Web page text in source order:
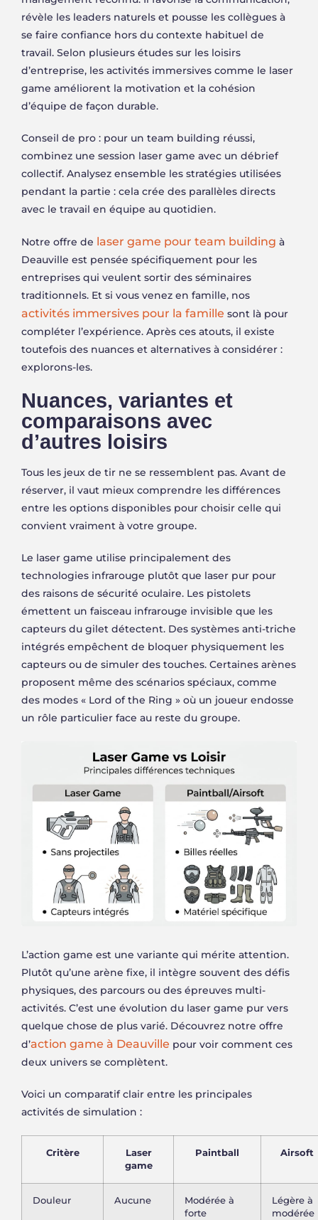
révèle les leaders naturels et pousse les collègues à
se faire confiance hors du contexte habituel de
travail. Selon plusieurs études sur les loisirs
d’entreprise, les activités immersives comme le laser
game améliorent la motivation et la cohésion
d’équipe de façon durable.
Conseil de pro : pour un team building réussi,
combinez une session laser game avec un débrief
collectif. Analysez ensemble les stratégies utilisées
pendant la partie : cela crée des parallèles directs
avec le travail en équipe au quotidien.
Notre offre de laser game pour team building à
Deauville est pensée spécifiquement pour les
entreprises qui veulent sortir des séminaires
traditionnels. Et si vous venez en famille, nos
activités immersives pour la famille sont là pour
compléter l’expérience. Après ces atouts, il existe
toutefois des nuances et alternatives à considérer :
explorons-les.
Nuances, variantes et
comparaisons avec
d’autres loisirs
Tous les jeux de tir ne se ressemblent pas. Avant de
réserver, il vaut mieux comprendre les différences
entre les options disponibles pour choisir celle qui
convient vraiment à votre groupe.
Le laser game utilise principalement des
technologies infrarouge plutôt que laser pur pour
des raisons de sécurité oculaire. Les pistolets
émettent un faisceau infrarouge invisible que les
capteurs du gilet détectent. Des systèmes anti-triche
intégrés empêchent de bloquer physiquement les
capteurs ou de simuler des touches. Certaines arènes
proposent même des scénarios spéciaux, comme
des modes « Lord of the Ring » où un joueur endosse
un rôle particulier face au reste du groupe.
L’action game est une variante qui mérite attention.
Plutôt qu’une arène fixe, il intègre souvent des défis
physiques, des parcours ou des épreuves multi-
activités. C’est une évolution du laser game pur vers
quelque chose de plus varié. Découvrez notre offre
d’action game à Deauville pour voir comment ces
deux univers se complètent.
Voici un comparatif clair entre les principales
activités de simulation :
Critère
Laser
game
Paintball Airsoft
Douleur Aucune
Modérée à
forte
Légère à
modérée